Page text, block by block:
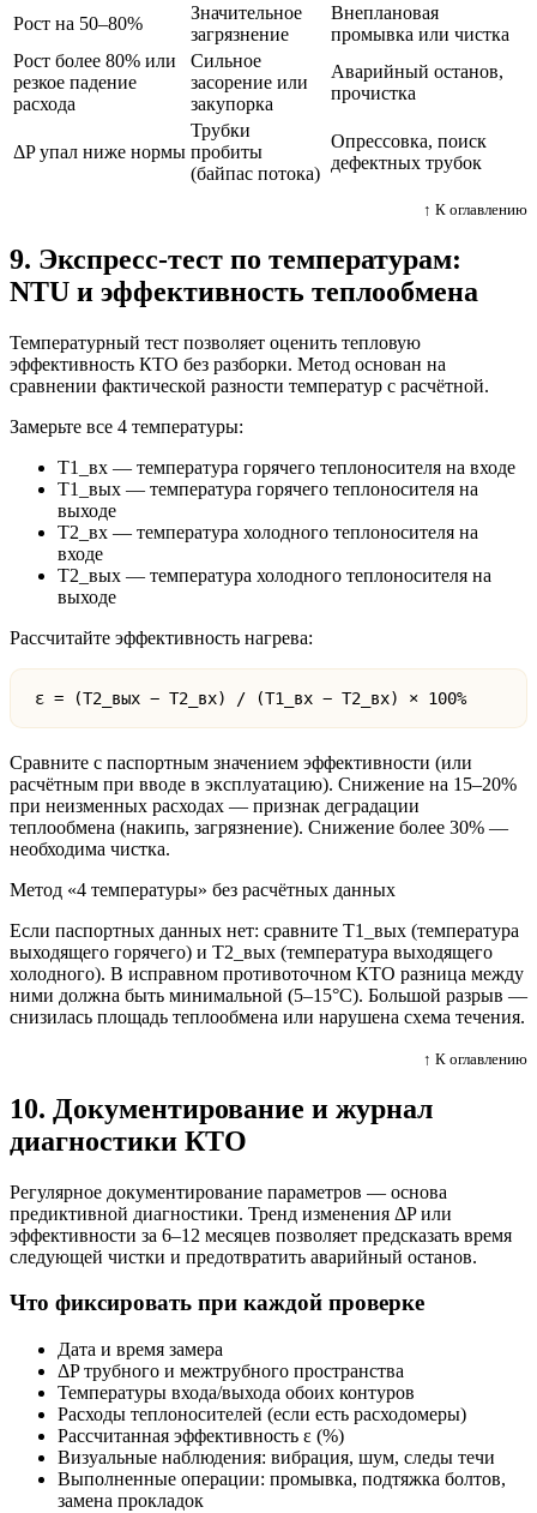
Рост на 50–80%
Значительное
загрязнение
Внеплановая
промывка или чистка
Рост более 80% или
резкое падение
расхода
Сильное
засорение или
закупорка
Аварийный останов,
прочистка
ΔP упал ниже нормы
Трубки
пробиты
(байпас потока)
Опрессовка, поиск
дефектных трубок
↑ К оглавлению
9. Экспресс-тест по температурам:
NTU и эффективность теплообмена
Температурный тест позволяет оценить тепловую
эффективность КТО без разборки. Метод основан на
сравнении фактической разности температур с расчётной.
Замерьте все 4 температуры:
T1_вх — температура горячего теплоносителя на входе
T1_вых — температура горячего теплоносителя на
выходе
T2_вх — температура холодного теплоносителя на
входе
T2_вых — температура холодного теплоносителя на
выходе
Рассчитайте эффективность нагрева:
ε = (T2_вых − T2_вх) / (T1_вх − T2_вх) × 100%
Сравните с паспортным значением эффективности (или
расчётным при вводе в эксплуатацию). Снижение на 15–20%
при неизменных расходах — признак деградации
теплообмена (накипь, загрязнение). Снижение более 30% —
необходима чистка.
Метод «4 температуры» без расчётных данных
Если паспортных данных нет: сравните T1_вых (температура
выходящего горячего) и T2_вых (температура выходящего
холодного). В исправном противоточном КТО разница между
ними должна быть минимальной (5–15°C). Большой разрыв —
снизилась площадь теплообмена или нарушена схема течения.
↑ К оглавлению
10. Документирование и журнал
диагностики КТО
Регулярное документирование параметров — основа
предиктивной диагностики. Тренд изменения ΔP или
эффективности за 6–12 месяцев позволяет предсказать время
следующей чистки и предотвратить аварийный останов.
Что фиксировать при каждой проверке
Дата и время замера
ΔP трубного и межтрубного пространства
Температуры входа/выхода обоих контуров
Расходы теплоносителей (если есть расходомеры)
Рассчитанная эффективность ε (%)
Визуальные наблюдения: вибрация, шум, следы течи
Выполненные операции: промывка, подтяжка болтов,
замена прокладок